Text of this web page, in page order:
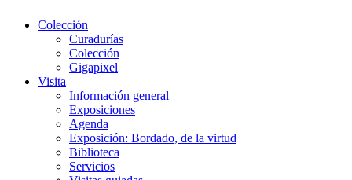
Colección
Curadurías
Colección
Gigapixel
Visita
Información general
Exposiciones
Agenda
Exposición: Bordado, de la virtud
Biblioteca
Servicios